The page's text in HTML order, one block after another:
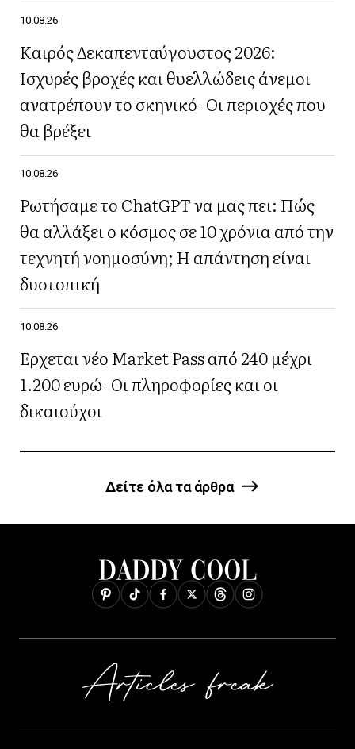
10.08.26
Καιρός Δεκαπενταύγουστος 2026:
Ισχυρές βροχές και θυελλώδεις άνεμοι
ανατρέπουν το σκηνικό- Οι περιοχές που
θα βρέξει
10.08.26
Ρωτήσαμε το ChatGPT να μας πει: Πώς
θα αλλάξει ο κόσμος σε 10 χρόνια από την
τεχνητή νοημοσύνη; Η απάντηση είναι
δυστοπική
10.08.26
Έρχεται νέο Market Pass από 240 μέχρι
1.200 ευρώ- Οι πληροφορίες και οι
δικαιούχοι
Δείτε όλα τα άρθρα